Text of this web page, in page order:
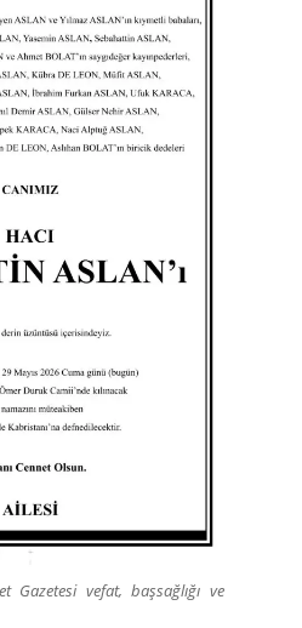
Gazetesi vefat, başsağlığı ve